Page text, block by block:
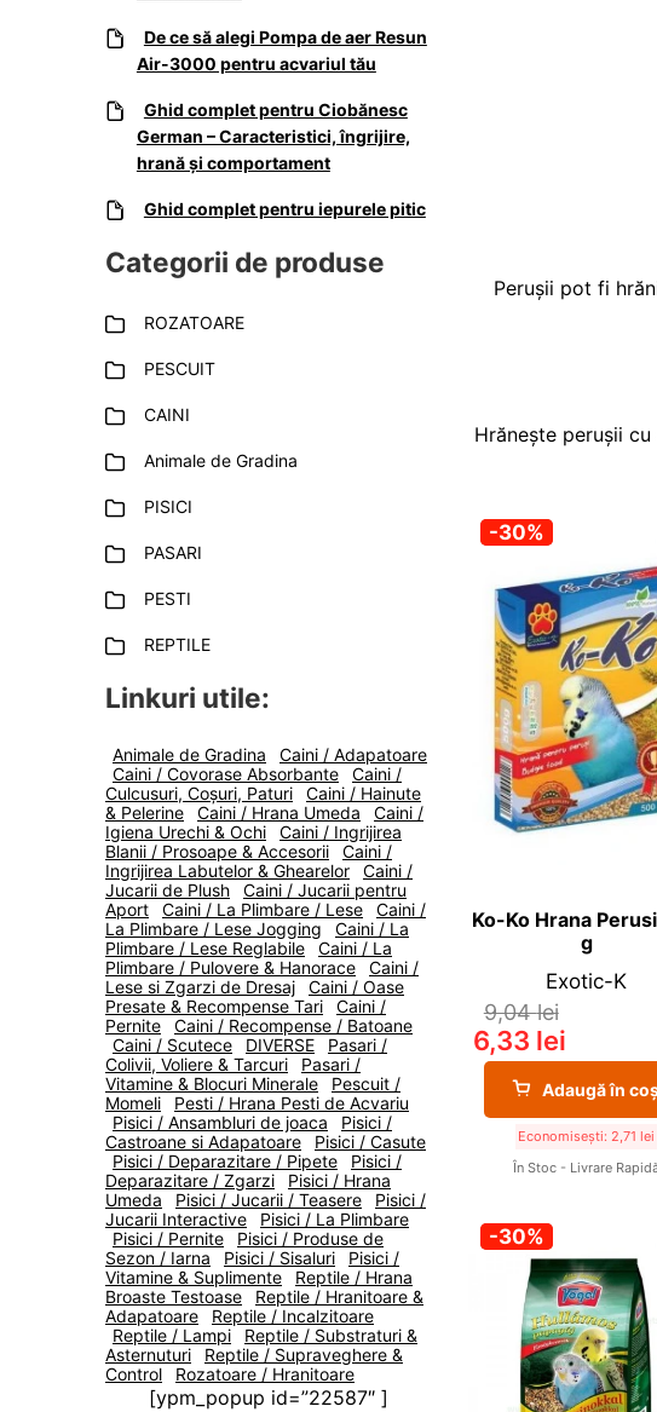
Perușii pot fi
Hrănește perușii
-30%
Ko-Ko Hrana
g
Exotic-K
9,04lei
6,33 lei
Adaugă în
Economisești: 2,71 lei
În Stoc - Livrare
-30%
De ce să alegi Pompa de aer Resun
Air-3000 pentru acvariul tău
Ghid complet pentru Ciobănesc
German – Caracteristici, îngrijire,
hrană și comportament
Ghid complet pentru iepurele pitic
Categorii de produse
ROZATOARE
PESCUIT
CAINI
Animale de Gradina
PISICI
PASARI
PESTI
REPTILE
Linkuri utile:
Animale de Gradina
Caini / Adapatoare
Caini / Covorase Absorbante
Caini /
Culcusuri, Coșuri, Paturi
Caini / Hainute
& Pelerine
Caini / Hrana Umeda
Caini /
Igiena Urechi & Ochi
Caini / Ingrijirea
Blanii / Prosoape & Accesorii
Caini /
Ingrijirea Labutelor & Ghearelor
Caini /
Jucarii de Plush
Caini / Jucarii pentru
Aport
Caini / La Plimbare / Lese
Caini /
La Plimbare / Lese Jogging
Caini / La
Plimbare / Lese Reglabile
Caini / La
Plimbare / Pulovere & Hanorace
Caini /
Lese si Zgarzi de Dresaj
Caini / Oase
Presate & Recompense Tari
Caini /
Pernite
Caini / Recompense / Batoane
Caini / Scutece
DIVERSE
Pasari /
Colivii, Voliere & Tarcuri
Pasari /
Vitamine & Blocuri Minerale
Pescuit /
Momeli
Pesti / Hrana Pesti de Acvariu
Pisici / Ansambluri de joaca
Pisici /
Castroane si Adapatoare
Pisici / Casute
Pisici / Deparazitare / Pipete
Pisici /
Deparazitare / Zgarzi
Pisici / Hrana
Umeda
Pisici / Jucarii / Teasere
Pisici /
Jucarii Interactive
Pisici / La Plimbare
Pisici / Pernite
Pisici / Produse de
Sezon / Iarna
Pisici / Sisaluri
Pisici /
Vitamine & Suplimente
Reptile / Hrana
Broaste Testoase
Reptile / Hranitoare &
Adapatoare
Reptile / Incalzitoare
Reptile / Lampi
Reptile / Substraturi &
Asternuturi
Reptile / Supraveghere &
Control
Rozatoare / Hranitoare
[ypm_popup id=”22587″ ]